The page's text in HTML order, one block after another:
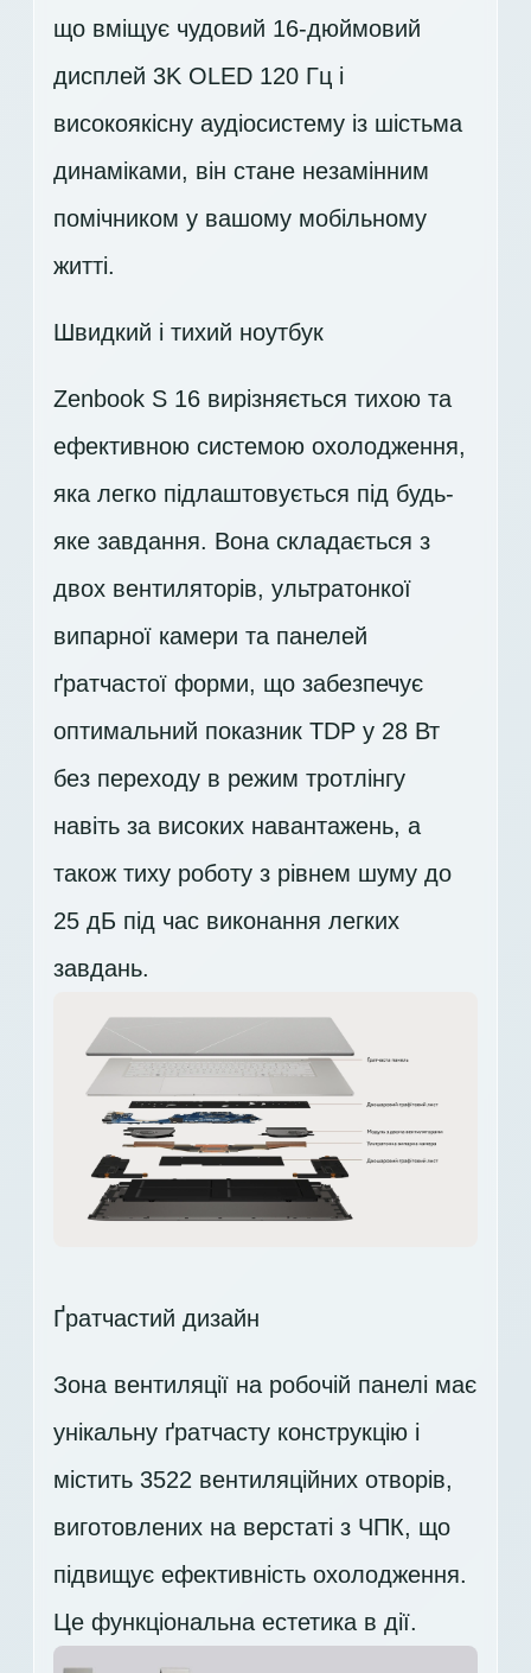
що вміщує чудовий 16-дюймовий
дисплей 3K OLED 120 Гц і
високоякісну аудіосистему із шістьма
динаміками, він стане незамінним
помічником у вашому мобільному
житті.
Швидкий і тихий ноутбук
Zenbook S 16 вирізняється тихою та
ефективною системою охолодження,
яка легко підлаштовується під будь-
яке завдання. Вона складається з
двох вентиляторів, ультратонкої
випарної камери та панелей
ґратчастої форми, що забезпечує
оптимальний показник TDP у 28 Вт
без переходу в режим тротлінгу
навіть за високих навантажень, а
також тиху роботу з рівнем шуму до
25 дБ під час виконання легких
завдань.
Ґратчастий дизайн
Зона вентиляції на робочій панелі має
унікальну ґратчасту конструкцію і
містить 3522 вентиляційних отворів,
виготовлених на верстаті з ЧПК, що
підвищує ефективність охолодження.
Це функціональна естетика в дії.